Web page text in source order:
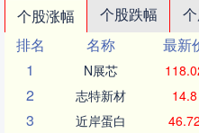
个股涨幅 个股跌幅
排名
名称 最新
1
N展芯
2 志特新材 14.8
3 近岸蛋白 46.72